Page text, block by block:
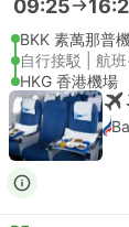
09:25
BKK 素萬那普
自行接駁 | 航
HKG 香港機場